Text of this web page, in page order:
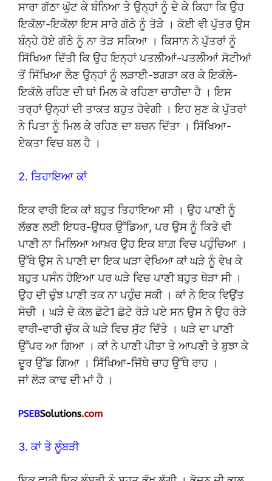
ਸਾਰਾ ਗੱਠਾ ਘੁੱਟ ਕੇ ਬੰਨਿਆ ਤੇ ਉਨ੍ਹਾਂ ਨੂੰ ਦੇ ਕੇ ਕਿਹਾ ਕਿ ਉਹ
ਇਕੱਲਾ-ਇਕੱਲਾ ਇਸ ਸਾਰੇ ਗੱਠੇ ਨੂੰ ਤੋੜੇ । ਕੋਈ ਵੀ ਪੁੱਤਰ ਉਸ
ਬੰਨ੍ਹੇ ਹੋਏ ਗੱਠੇ ਨੂੰ ਨਾ ਤੋੜ ਸਕਿਆ । ਕਿਸਾਨ ਨੇ ਪੁੱਤਰਾਂ ਨੂੰ
ਸਿੱਖਿਆ ਦਿੱਤੀ ਕਿ ਉਹ ਇਨ੍ਹਾਂ ਪਤਲੀਆਂ-ਪਤਲੀਆਂ ਸੋਟੀਆਂ
ਤੋਂ ਸਿੱਖਿਆ ਲੈਣ ਉਨ੍ਹਾਂ ਨੂੰ ਲੜਾਈ-ਝਗੜਾ ਕਰ ਕੇ ਇਕੱਲੇ-
ਇਕੱਲੇ ਰਹਿਣ ਦੀ ਥਾਂ ਮਿਲ ਕੇ ਰਹਿਣਾ ਚਾਹੀਦਾ ਹੈ । ਇਸ
ਤਰ੍ਹਾਂ ਉਨ੍ਹਾਂ ਦੀ ਤਾਕਤ ਬਹੁਤ ਹੋਵੇਗੀ । ਇਹ ਸੁਣ ਕੇ ਪੁੱਤਰਾਂ
ਨੇ ਪਿਤਾ ਨੂੰ ਮਿਲ ਕੇ ਰਹਿਣ ਦਾ ਬਚਨ ਦਿੱਤਾ । ਸਿੱਖਿਆ-
ਏਕਤਾ ਵਿਚ ਬਲ ਹੈ ।
2. ਤਿਹਾਇਆ ਕਾਂ
ਇਕ ਵਾਰੀ ਇਕ ਕਾਂ ਬਹੁਤ ਤਿਹਾਇਆ ਸੀ । ਉਹ ਪਾਣੀ ਨੂੰ
ਲੱਭਣ ਲਈ ਇਧਰ-ਉਧਰ ਉੱਡਿਆ, ਪਰ ਉਸ ਨੂੰ ਕਿਤੇ ਵੀ
ਪਾਣੀ ਨਾ ਮਿਲਿਆ ਆਖ਼ਰ ਉਹ ਇਕ ਬਾਗ਼ ਵਿਚ ਪਹੁੰਚਿਆ ।
ਉੱਥੇ ਉਸ ਨੇ ਪਾਣੀ ਦਾ ਇਕ ਘੜਾ ਵੇਖਿਆ ਕਾਂ ਘੜੇ ਨੂੰ ਵੇਖ ਕੇ
ਬਹੁਤ ਪਸੰਨ ਹੋਇਆ ਪਰ ਘੜੇ ਵਿਚ ਪਾਣੀ ਬਹੁਤ ਥੋੜਾ ਸੀ ।
ਉਹ ਦੀ ਚੁੰਝ ਪਾਣੀ ਤਕ ਨਾ ਪਹੁੰਚ ਸਕੀ । ਕਾਂ ਨੇ ਇਕ ਵਿਉਂਤ
ਸੋਚੀ । ਘੜੇ ਦੇ ਕੋਲ ਛੋਟੇ1 ਛੋਟੇ ਰੋੜੇ ਪਏ ਸਨ ਉਸ ਨੇ ਉਹ ਰੋੜੇ
ਵਾਰੀ-ਵਾਰੀ ਚੁੱਕ ਕੇ ਘੜੇ ਵਿਚ ਸੁੱਟ ਦਿੱਤੇ । ਘੜੇ ਦਾ ਪਾਣੀ
ਉੱਪਰ ਆ ਗਿਆ । ਕਾਂ ਨੇ ਪਾਣੀ ਪੀਤਾ ਤੇ ਆਪਣੀ ਤੇ ਬੁਝਾ ਕੇ
ਦੂਰ ਉੱਡ ਗਿਆ । ਸਿੱਖਿਆ-ਜਿੱਥੇ ਚਾਹ ਉੱਥੇ ਰਾਹ ।
ਜਾਂ ਲੋੜ ਕਾਢ ਦੀ ਮਾਂ ਹੈ ।
3. ਕਾਂ ਤੇ ਲੂੰਬੜੀ